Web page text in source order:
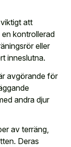
att
kontrollerad
eller
inneslutna.
avgörande för
andra djur
av terräng,
Deras